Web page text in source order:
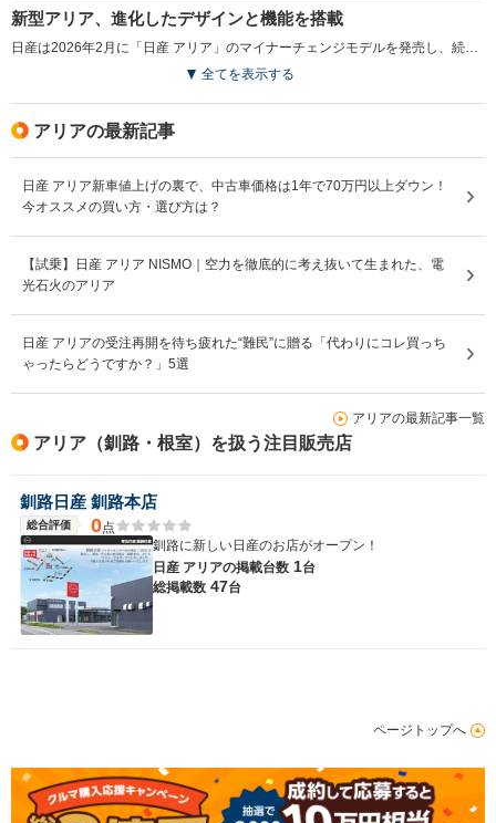
新型アリア、進化したデザインと機能を搭載
日産は2026年2月に「日産 アリア」のマイナーチェンジモデルを発売し、続いて3月に「日産 アリアNISMO」を発売した。「日産 アリア」は2021年に登場したフラッグシップEVで、加速や静粛性、快適な室内空間が好評を得ている。今回の改良ではフロントデザインを一新し、快適な乗り心地を提供する新サスペンションを採用した。さらに、Google搭載のNissanConnectインフォテインメントシステムで多彩な情報をシームレスに利用できるようになり、充電ポートに専用コネクターを接続することで電力を取り出すV2L機能も搭載。加えて、乗り心地の向上や運転支援機能の強化により、より快適なEVライフを提供することを目指している。日産EVモデルのフラッグシップである「日産 アリアNISMO」も同様のアップデートが施されている。（2026.2）
全てを表示する
アリアの最新記事
日産 アリア新車値上げの裏で、中古車価格は1年で70万円以上ダウン！
今オススメの買い方・選び方は？
【試乗】日産 アリア NISMO｜空力を徹底的に考え抜いて生まれた、電
光石火のアリア
日産 アリアの受注再開を待ち疲れた“難民”に贈る「代わりにコレ買っち
ゃったらどうですか？」5選
アリアの最新記事一覧
アリア（釧路・根室）を扱う注目販売店
釧路日産 釧路本店
総合評価 0点
釧路に新しい日産のお店がオープン！
日産 アリアの掲載台数 1台
総掲載数 47台
ページトップへ